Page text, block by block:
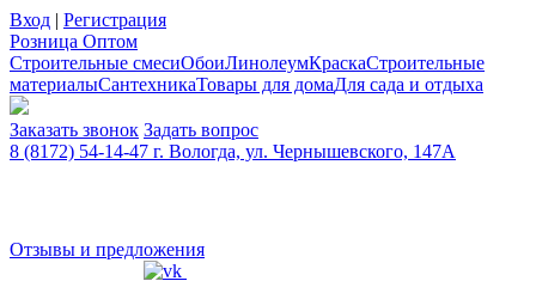
Вход | Регистрация
Розница Оптом
Строительные смесиОбоиЛинолеумКраскаСтроительные
материалыСантехникаТовары для домаДля сада и отдыха
Заказать звонок Задать вопрос
8 (8172) 54-14-47 г. Вологда, ул. Чернышевского, 147А
Отзывы и предложения